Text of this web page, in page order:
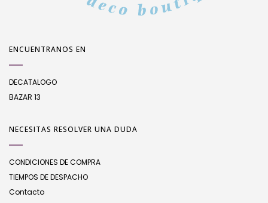
ENCUENTRANOS EN
DECATALOGO
BAZAR 13
NECESITAS RESOLVER UNA DUDA
CONDICIONES DE COMPRA
TIEMPOS DE DESPACHO
Contacto